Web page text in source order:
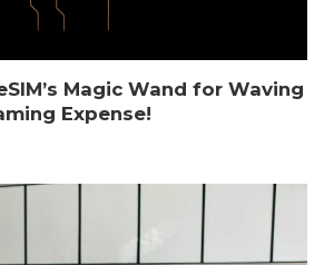
Magic Wand for Waving
Expense!